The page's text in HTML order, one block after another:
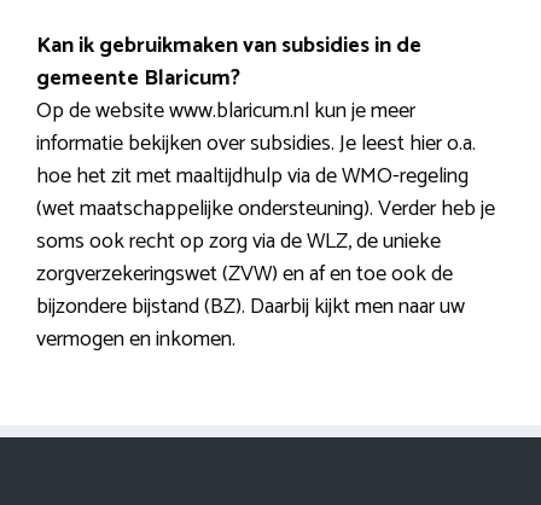
Kan ik gebruikmaken van subsidies in de
gemeente Blaricum?
Op de website www.blaricum.nl kun je meer
informatie bekijken over subsidies. Je leest hier o.a.
hoe het zit met maaltijdhulp via de WMO-regeling
(wet maatschappelijke ondersteuning). Verder heb je
soms ook recht op zorg via de WLZ, de unieke
zorgverzekeringswet (ZVW) en af en toe ook de
bijzondere bijstand (BZ). Daarbij kijkt men naar uw
vermogen en inkomen.